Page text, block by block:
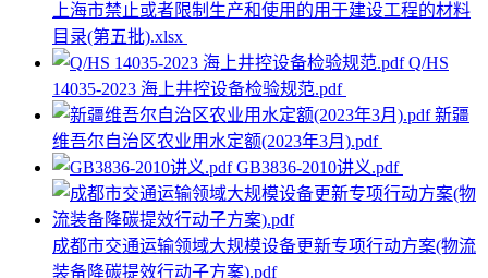
上海市禁止或者限制生产和使用的用于建设工程的材料
目录(第五批).xlsx
Q/HS
14035-2023 海上井控设备检验规范.pdf
新疆
维吾尔自治区农业用水定额(2023年3月).pdf
GB3836-2010讲义.pdf
成都市交通运输领域大规模设备更新专项行动方案(物流
装备降碳提效行动子方案).pdf